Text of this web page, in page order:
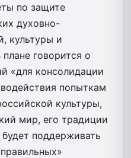
по защите
духовно-
культуры и
говорится о
«для консолидации
попыткам
культуры,
мир, его традиции
поддерживать